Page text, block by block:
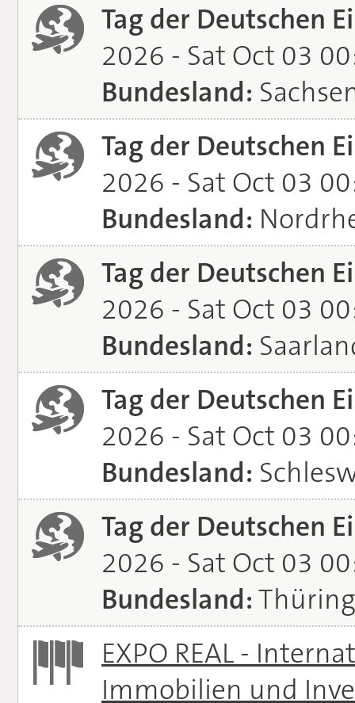
Tag der Deutschen
2026 - Sat Oct 03
Bundesland:
Tag der Deutschen
2026 - Sat Oct 03
Bundesland:
Tag der Deutschen
2026 - Sat Oct 03
Bundesland:
Tag der Deutschen
2026 - Sat Oct 03
Bundesland:
Tag der Deutschen
2026 - Sat Oct 03
Bundesland:
EXPO REAL -
Immobilien und